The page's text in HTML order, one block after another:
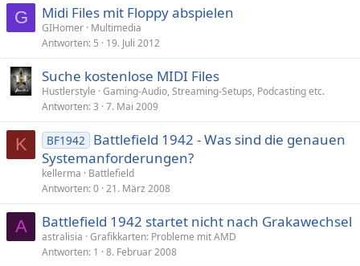
G Midi Files mit Floppy abspielen
GIHomer Multimedia
Antworten 5 19. Juli 2012
Suche kostenlose MIDI Files
Hustlerstyle Gaming-Audio, Streaming-Setups, Podcasting etc.
Antworten 3 7. Mai 2009
K BF1942
Battlefield 1942 - Was sind die genauen
Systemanforderungen?
kellerma
Battlefield
Antworten 0 21. März 2008
A Battlefield 1942 startet nicht nach Grakawechsel
astralisia Grafikkarten: Probleme mit AMD
Antworten 1 8. Februar 2008